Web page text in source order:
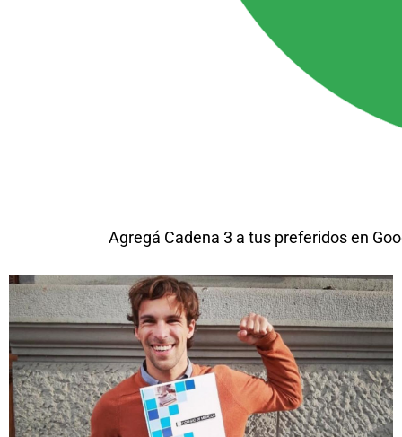
Agregá Cadena 3 a tus preferidos en